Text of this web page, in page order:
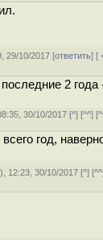
29/10/2017 [ответить] [
2
30/10/2017 [^] [^^] [
год,
), 12:23, 30/10/2017 [^] [^^